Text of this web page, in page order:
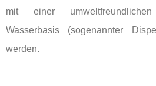
mit einer
Wasserbasis (sogenannter
werden.